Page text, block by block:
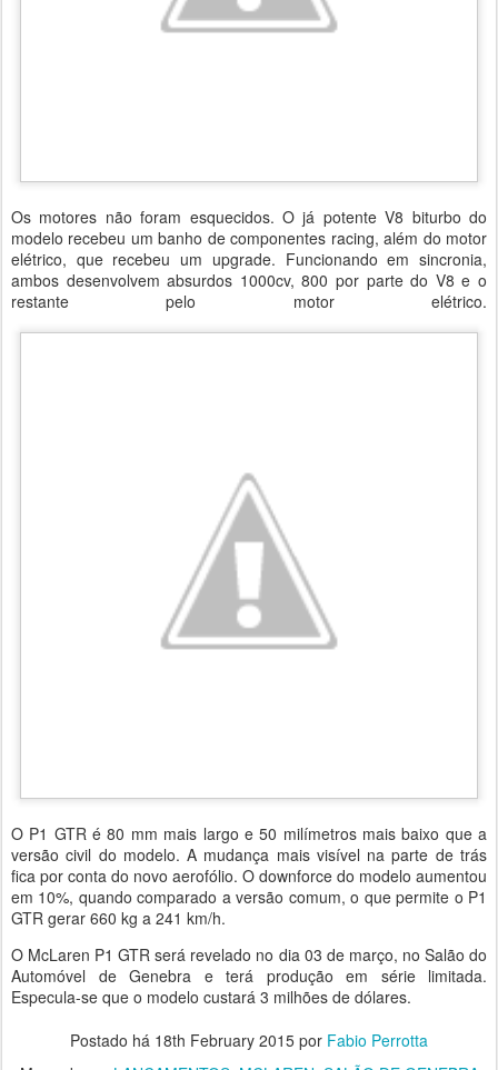
Os motores não foram esquecidos. O já potente V8 biturbo do
modelo recebeu um banho de componentes racing, além do motor
elétrico, que recebeu um upgrade. Funcionando em sincronia,
ambos desenvolvem absurdos 1000cv, 800 por parte do V8 e o
restante pelo motor elétrico.
O P1 GTR é 80 mm mais largo e 50 milímetros mais baixo que a
versão civil do modelo. A mudança mais visível na parte de trás
fica por conta do novo aerofólio. O downforce do modelo aumentou
em 10%, quando comparado a versão comum, o que permite o P1
GTR gerar 660 kg a 241 km/h.
O McLaren P1 GTR será revelado no dia 03 de março, no Salão do
Automóvel de Genebra e terá produção em série limitada.
Especula-se que o modelo custará 3 milhões de dólares.
Postado há 18th February 2015 por Fabio Perrotta